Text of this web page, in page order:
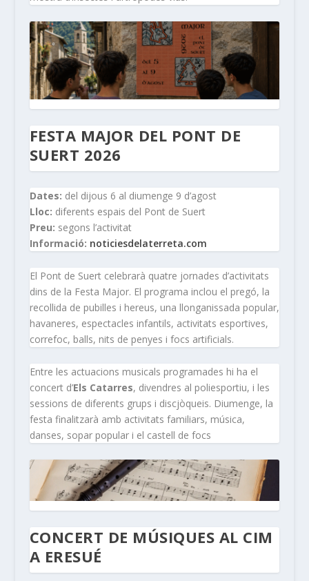
FESTA MAJOR DEL PONT DE
SUERT 2026
Dates: del dijous 6 al diumenge 9 d’agost
Lloc: diferents espais del Pont de Suert
Preu: segons l’activitat
Informació: noticiesdelaterreta.com
El Pont de Suert celebrarà quatre jornades d’activitats
dins de la Festa Major. El programa inclou el pregó, la
recollida de pubilles i hereus, una llonganissada popular,
havaneres, espectacles infantils, activitats esportives,
correfoc, balls, nits de penyes i focs artificials.
Entre les actuacions musicals programades hi ha el
concert d’Els Catarres, divendres al poliesportiu, i les
sessions de diferents grups i discjòqueis. Diumenge, la
festa finalitzarà amb activitats familiars, música,
danses, sopar popular i el castell de focs
CONCERT DE MÚSIQUES AL CIM
A ERESUÉ